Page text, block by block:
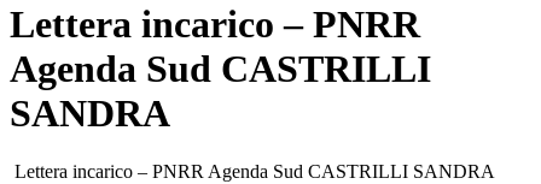
Lettera incarico – PNRR
Agenda Sud CASTRILLI
SANDRA
Lettera incarico – PNRR Agenda Sud CASTRILLI SANDRA